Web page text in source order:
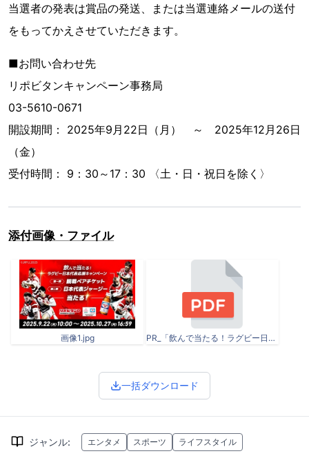
当選者の発表は賞品の発送、または当選連絡メールの送付
をもってかえさせていただきます。
■お問い合わせ先
リポビタンキャンペーン事務局
03-5610-0671
開設期間： 2025年9月22日（月） ～ 2025年12月26日
（金）
受付時間： 9：30～17：30 〈土・日・祝日を除く〉
添付画像・ファイル
画像1.jpg PR_「飲んで当たる！ラグビー日本代表応援キャンペーン」実施.pdf
一括ダウンロード
ジャンル: エンタメ スポーツ ライフスタイル